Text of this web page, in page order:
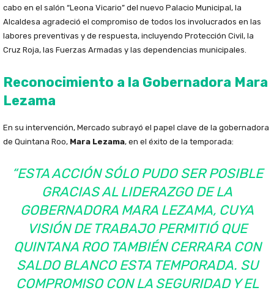
cabo en el salón “Leona Vicario” del nuevo Palacio Municipal, la
Alcaldesa agradeció el compromiso de todos los involucrados en las
labores preventivas y de respuesta, incluyendo Protección Civil, la
Cruz Roja, las Fuerzas Armadas y las dependencias municipales.
Reconocimiento a la Gobernadora Mara
Lezama
En su intervención, Mercado subrayó el papel clave de la gobernadora
de Quintana Roo, Mara Lezama, en el éxito de la temporada:
“ESTA ACCIÓN SÓLO PUDO SER POSIBLE
GRACIAS AL LIDERAZGO DE LA
GOBERNADORA MARA LEZAMA, CUYA
VISIÓN DE TRABAJO PERMITIÓ QUE
QUINTANA ROO TAMBIÉN CERRARA CON
SALDO BLANCO ESTA TEMPORADA. SU
COMPROMISO CON LA SEGURIDAD Y EL